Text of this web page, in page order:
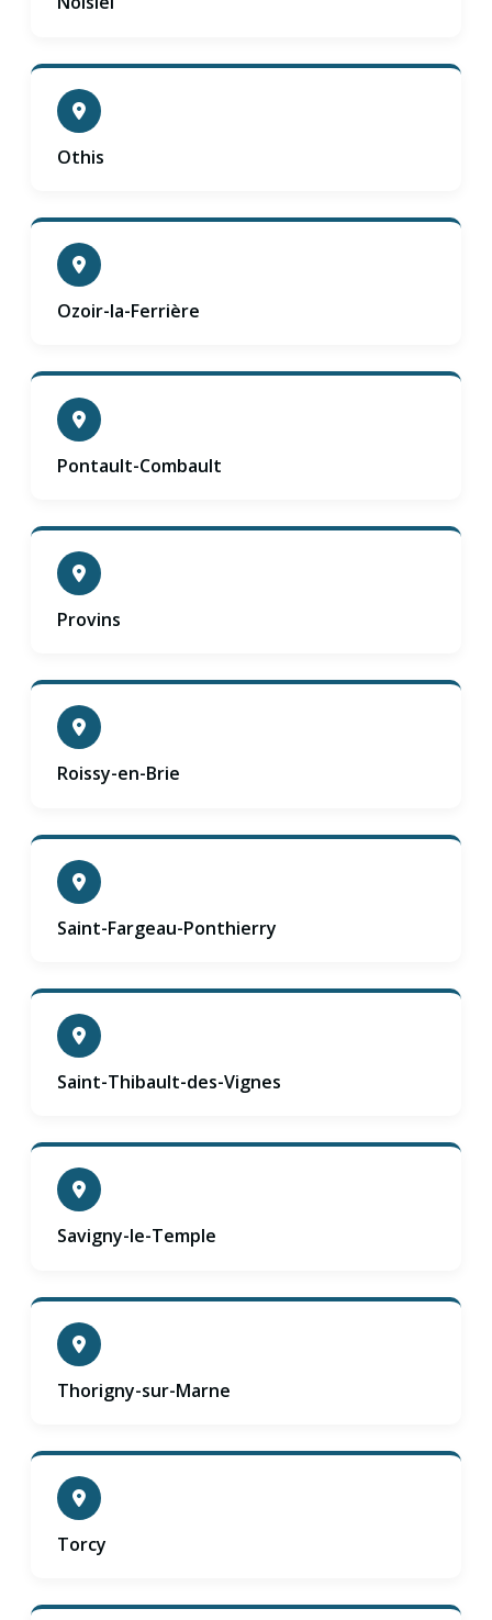
Othis
Ozoir-la-Ferrière
Pontault-Combault
Provins
Roissy-en-Brie
Saint-Fargeau-Ponthierry
Saint-Thibault-des-Vignes
Savigny-le-Temple
Thorigny-sur-Marne
Torcy